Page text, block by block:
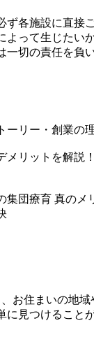
ず各施設に直接
よって生じたい
一切の責任を負
ーリー・創業の
メリットを解説
集団療育 真のメ
お住まいの地
見つけること